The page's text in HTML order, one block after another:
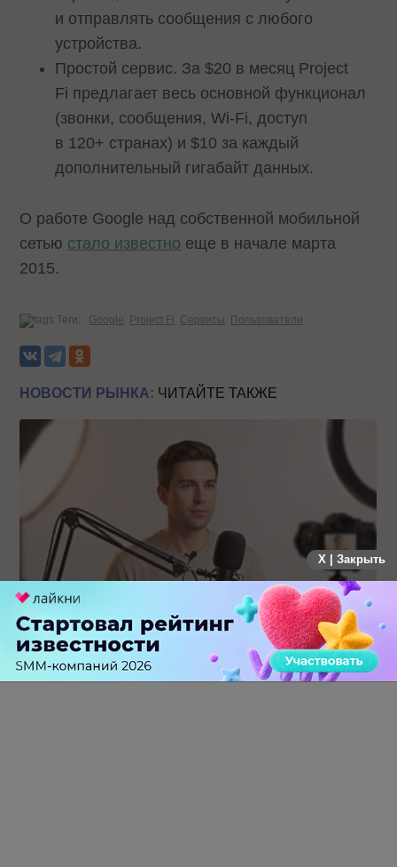
и отправлять сообщения с любого
устройства.
Простой сервис. За $20 в месяц Project
Fi предлагает весь основной функционал
(звонки, сообщения, Wi-Fi, доступ
в 120+ странах) и $10 за каждый
дополнительный гигабайт данных.
О работе Google над собственной мобильной
сетью стало известно еще в начале марта
2015.
Теги: Google Project Fi Сервисы Пользователи
НОВОСТИ РЫНКА: ЧИТАЙТЕ ТАКЖЕ
Российский рынок инфлюенс-маркетинга вошел в фазу
стагнации после нескольких лет роста
X | Закрыть